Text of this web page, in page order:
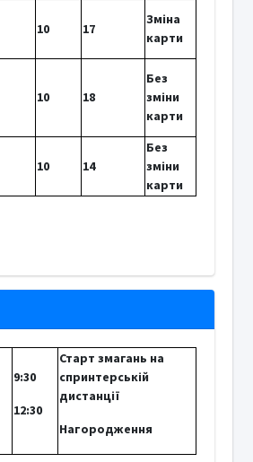
10 17
Зміна
карти
10 18
Без
зміни
карти
10 14
Без
зміни
карти
9:30
12:30
Старт змагань на
спринтерській
дистанції
Нагородження